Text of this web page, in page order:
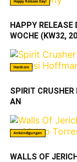
Happy Release Day!
HAPPY RELEASE
WOCHE (KW32,
Hardcore
SPIRIT CRUSHER
AN
Ankündigungen
WALLS OF